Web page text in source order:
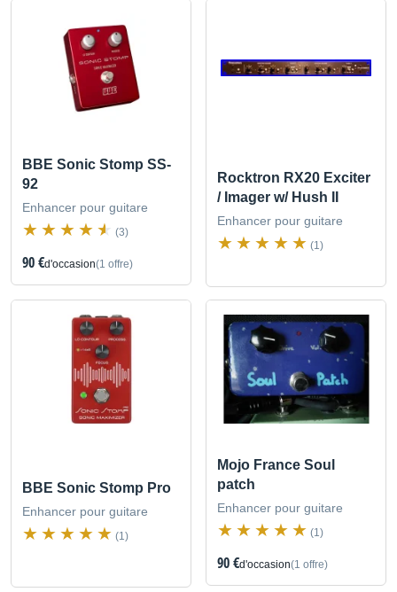
BBE Sonic Stomp SS-
92
Enhancer pour guitare
(3)
90 €d'occasion(1 offre)
Rocktron RX20 Exciter
/ Imager w/ Hush II
Enhancer pour guitare
(1)
BBE Sonic Stomp Pro
Enhancer pour guitare
(1)
Mojo France Soul
patch
Enhancer pour guitare
(1)
90 €d'occasion(1 offre)